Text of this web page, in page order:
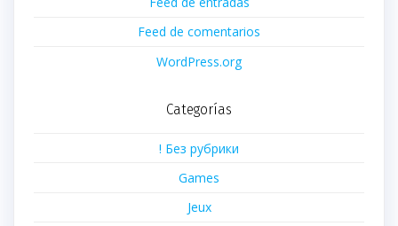
Feed de comentarios
WordPress.org
Categorías
! Без рубрики
Games
Jeux